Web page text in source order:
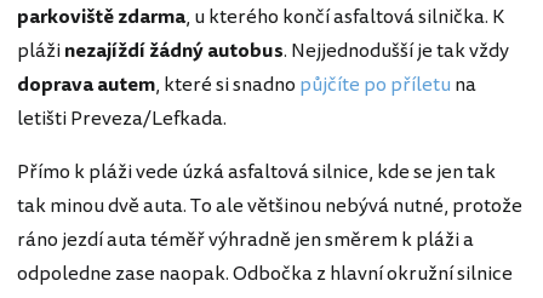
parkoviště zdarma, u kterého končí asfaltová silnička. K
plážinezajíždí žádný autobus. Nejjednodušší je tak vždy
doprava autem, které si snadno půjčíte po příletu na
letišti Preveza/Lefkada.
Přímo k pláži vede úzká asfaltová silnice, kde se jen tak
tak minou dvě auta. To ale většinou nebývá nutné, protože
ráno jezdí auta téměř výhradně jen směrem k pláži a
odpoledne zase naopak. Odbočka z hlavní okružní silnice